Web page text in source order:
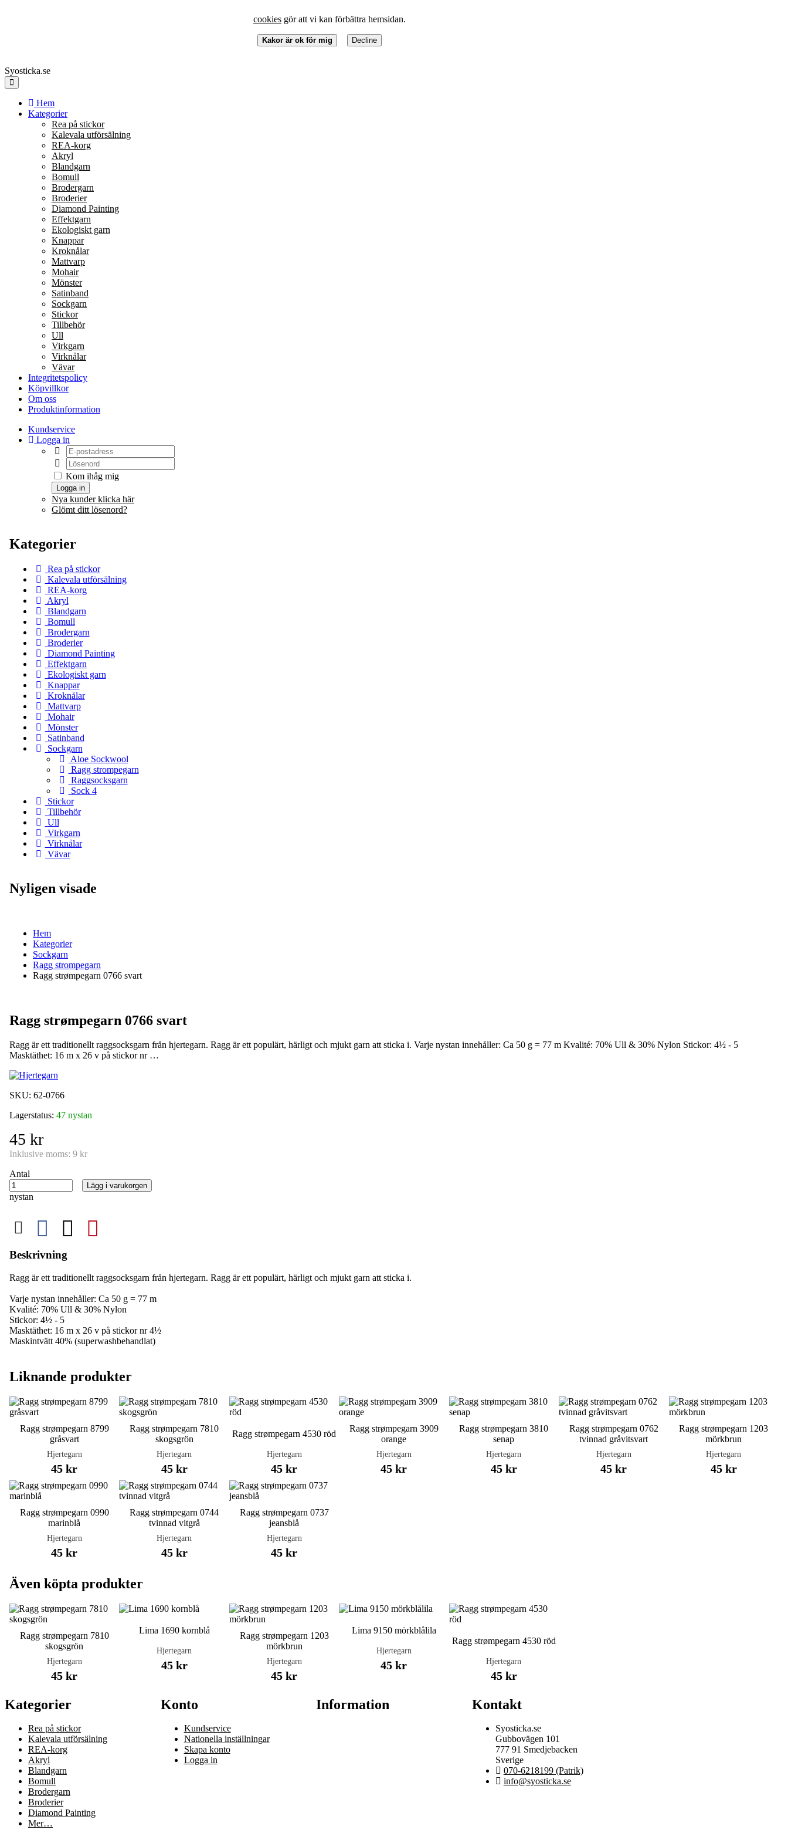
Syosticka.se
Hem
Kategorier
Rea på stickor
Kalevala utförsälning
REA-korg
Akryl
Blandgarn
Bomull
Brodergarn
Broderier
Diamond Painting
Effektgarn
Ekologiskt garn
Knappar
Kroknålar
Mattvarp
Mohair
Mönster
Satinband
Sockgarn
Stickor
Tillbehör
Ull
Virkgarn
Virknålar
Vävar
Integritetspolicy
Köpvillkor
Om oss
Produktinformation
Kundservice
Logga in
Kom ihåg mig
Logga in
Nya kunder klicka här
Glömt ditt lösenord?
Kategorier
Rea på stickor
Kalevala utförsälning
REA-korg
Akryl
Blandgarn
Bomull
Brodergarn
Broderier
Diamond Painting
Effektgarn
Ekologiskt garn
Knappar
Kroknålar
Mattvarp
Mohair
Mönster
Satinband
Sockgarn
Aloe Sockwool
Ragg strompegarn
Raggsocksgarn
Sock 4
Stickor
Tillbehör
Ull
Virkgarn
Virknålar
Vävar
Nyligen visade
Hem
Kategorier
Sockgarn
Ragg strompegarn
Ragg strømpegarn 0766 svart
Ragg strømpegarn 0766 svart
Ragg är ett traditionellt raggsocksgarn från hjertegarn. Ragg är ett populärt, härligt och mjukt garn att sticka i. Varje nystan innehåller: Ca 50 g = 77 m Kvalité: 70% Ull & 30% Nylon Stickor: 4½ - 5
Masktäthet: 16 m x 26 v på stickor nr …
SKU: 62-0766
Lagerstatus: 47 nystan
45 kr
Inklusive moms: 9 kr
Antal
nystan
Lägg i varukorgen
Beskrivning
Ragg är ett traditionellt raggsocksgarn från hjertegarn. Ragg är ett populärt, härligt och mjukt garn att sticka i.
Varje nystan innehåller: Ca 50 g = 77 m
Kvalité: 70% Ull & 30% Nylon
Stickor: 4½ - 5
Masktäthet: 16 m x 26 v på stickor nr 4½
Maskintvätt 40% (superwashbehandlat)
Liknande produkter
Ragg strømpegarn 8799
gråsvart
Hjertegarn
45 kr
Ragg strømpegarn 7810
skogsgrön
Hjertegarn
45 kr
Ragg strømpegarn 4530 röd
Hjertegarn
45 kr
Ragg strømpegarn 3909
orange
Hjertegarn
45 kr
Ragg strømpegarn 3810
senap
Hjertegarn
45 kr
Ragg strømpegarn 0762
tvinnad gråvitsvart
Hjertegarn
45 kr
Ragg strømpegarn 1203
mörkbrun
Hjertegarn
45 kr
Ragg strømpegarn 0990
marinblå
Hjertegarn
45 kr
Ragg strømpegarn 0744
tvinnad vitgrå
Hjertegarn
45 kr
Ragg strømpegarn 0737
jeansblå
Hjertegarn
45 kr
Även köpta produkter
Ragg strømpegarn 7810
skogsgrön
Hjertegarn
45 kr
Lima 1690 kornblå
Hjertegarn
45 kr
Ragg strømpegarn 1203
mörkbrun
Hjertegarn
45 kr
Lima 9150 mörkblålila
Hjertegarn
45 kr
Ragg strømpegarn 4530 röd
Hjertegarn
45 kr
cookies gör att vi kan förbättra hemsidan.
Kakor är ok för mig Decline
Kategorier
Rea på stickor
Kalevala utförsälning
REA-korg
Akryl
Blandgarn
Bomull
Brodergarn
Broderier
Diamond Painting
Mer…
Konto
Kundservice
Nationella inställningar
Skapa konto
Logga in
Information Kontakt
Syosticka.se
Gubbovägen 101
777 91 Smedjebacken
Sverige
070-6218199 (Patrik)
info@syosticka.se